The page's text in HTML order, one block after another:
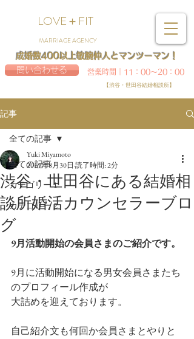
LOVE＋FIT
MARRIAGE AGENCY
問い合わせる
【渋谷・世田谷結婚相談所】
成婚数400以上敏腕仲人とマンツーマン！
営業時間｜11：00～20：00
記事
全ての記事
カテゴリー 1
カテゴリー 2
全ての記事
渋谷・世田谷にある結婚相
談所婚活カウンセラーブロ
グ
Yuki Miyamoto
2019年8月30日 読了時間: 2分
9月活動開始の会員さまのご紹介です。
9月に活動開始になる男女会員さまたち
のプロフィール作成が
大詰めを迎えております。
自己紹介文も何回か会員さまとやりと